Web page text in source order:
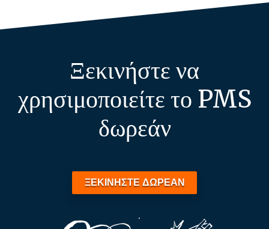
Ξεκινήστε να
χρησιμοποιείτε το PMS
δωρεάν
ΞΕΚΙΝΗΣΤΕ ΔΩΡΕΑΝ